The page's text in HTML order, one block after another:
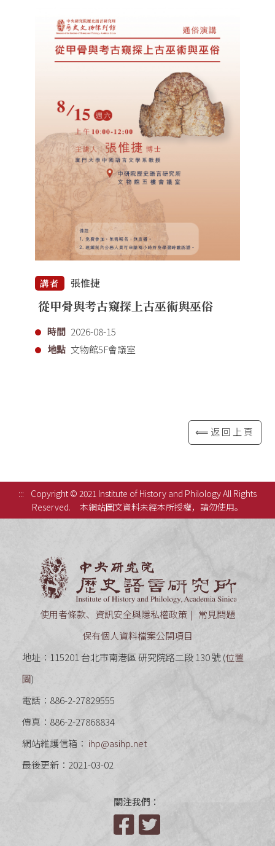
講者 張惟捷
從甲骨與考古窺探上古巫術與巫俗
時間 2026-08-15
地點 文物館5F會議室
⟸返回上頁
:::
Copyright © 2021 Institute of History and Philology All Rights
Reserved.
本網站圖文資料未經本所授權，請勿使用。
使用者條款、資訊安全與隱私權政策
常見問題
保有個人資料檔案公開項目
地址：115201 台北市南港區 研究院路二段 130 號 (位置
圖)
電話：886-2-27829555
傳真：886-2-27868834
網站維護信箱： ihp@asihp.net
最後更新：2021-03-02
關注我們：
Facebook